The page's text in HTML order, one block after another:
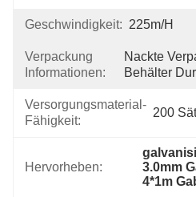
Geschwindigkeit: 225m/h
Verpackung
Informationen:
Nackte
Behälter
Versorgungsmaterial-
Fähigkeit:
200
Hervorheben:
3.0mm
4*1m